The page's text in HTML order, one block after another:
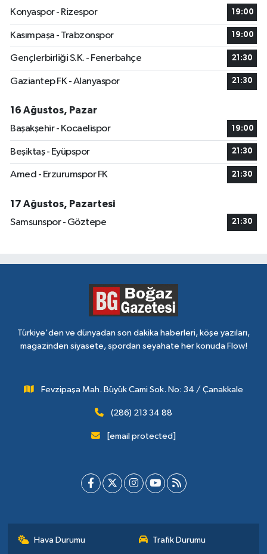
Konyaspor - Rizespor
19:00
Kasımpaşa - Trabzonspor 19:00
Gençlerbirliği S.K. - Fenerbahçe 21:30
Gaziantep FK - Alanyaspor 21:30
16 Ağustos, Pazar
Başakşehir - Kocaelispor
19:00
Beşiktaş - Eyüpspor 21:30
Amed - Erzurumspor FK 21:30
17 Ağustos, Pazartesi
Samsunspor - Göztepe
21:30
Türkiye'den ve dünyadan son dakika haberleri, köşe yazıları,
magazinden siyasete, spordan seyahate her konuda Flow!
Fevzipaşa Mah. Büyük Cami Sok. No: 34 / Çanakkale
(286) 213 34 88
[email protected]
Hava Durumu Trafik Durumu